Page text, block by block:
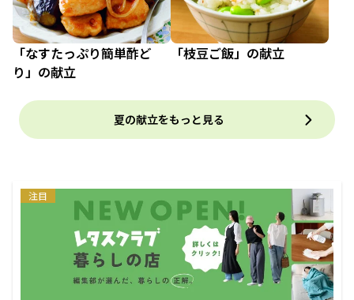
「なすたっぷり簡単酢ど
り」の献立
「枝豆ご飯」の献立
夏の献立をもっと見る
注目